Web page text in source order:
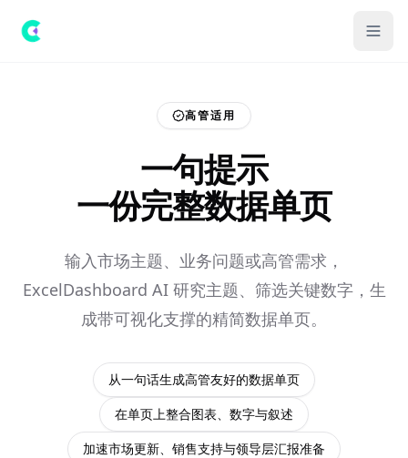
高管适用
一句提示
一份完整数据单页
输入市场主题、业务问题或高管需求，
ExcelDashboard AI 研究主题、筛选关键数字，生
成带可视化支撑的精简数据单页。
从一句话生成高管友好的数据单页
在单页上整合图表、数字与叙述
加速市场更新、销售支持与领导层汇报准备